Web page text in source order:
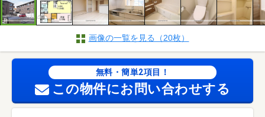
画像の一覧を見る（20枚）
無料・簡単2項目！
この物件にお問い合わせする